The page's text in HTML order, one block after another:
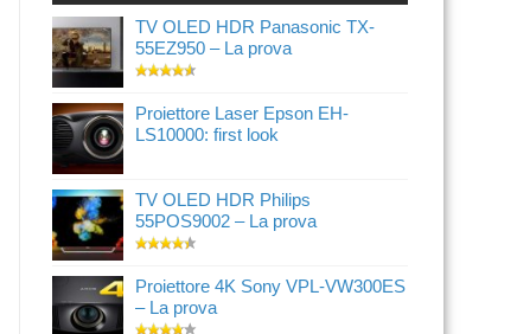
TV OLED HDR Panasonic TX-
55EZ950 – La prova
Proiettore Laser Epson EH-
LS10000: first look
TV OLED HDR Philips
55POS9002 – La prova
Proiettore 4K Sony VPL-VW300ES
– La prova